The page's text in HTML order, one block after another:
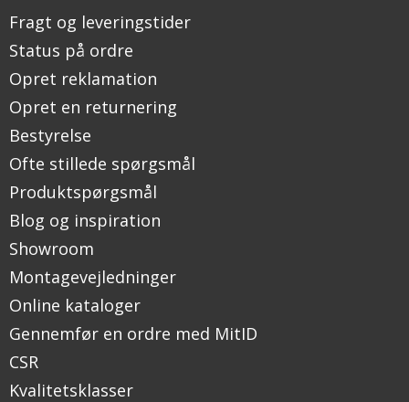
Fragt og leveringstider
Status på ordre
Opret reklamation
Opret en returnering
Bestyrelse
Ofte stillede spørgsmål
Produktspørgsmål
Blog og inspiration
Showroom
Montagevejledninger
Online kataloger
Gennemfør en ordre med MitID
CSR
Kvalitetsklasser